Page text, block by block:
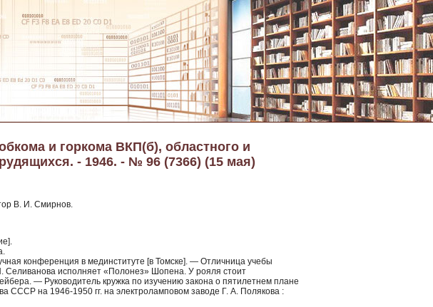
и горкома ВКП(б), областного и
- 1946. - № 96 (7366) (15 мая)
В. И. Смирнов.
конференция в мединституте [в Томске]. — Отличница учебы
Селиванова исполняет «Полонез» Шопена. У рояля стоит
— Руководитель кружка по изучению закона о пятилетнем плане
СССР на 1946-1950 гг. на электроламповом заводе Г. А. Полякова :